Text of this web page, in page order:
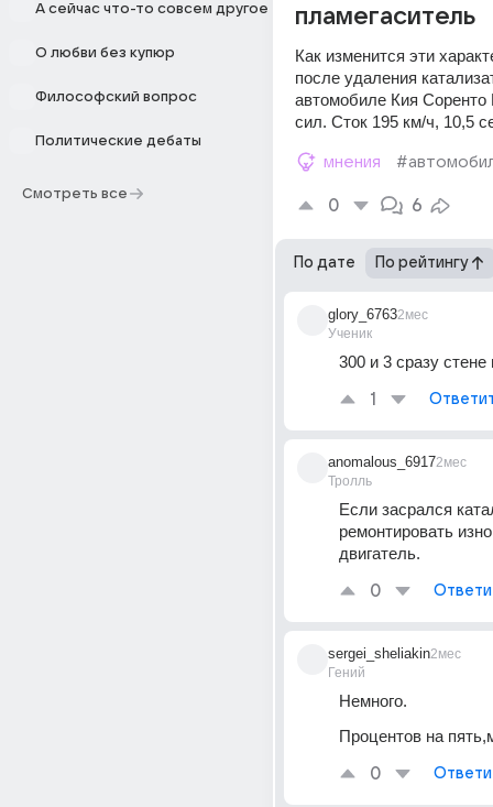
А сейчас что-то совсем другое
О любви без купюр
Философский вопрос
Политические дебаты
Смотреть все
пламегаситель
Как изменится эти
после удаления
автомобиле Кия Соренто
сил. Сток 195 км/ч, 10,5
мнения
0 6
По дате По рейтингу
glory_6763
Ученик
2мес
300 и 3 сразу стене
1
anomalous_6917
Тролль
2мес
Если засрался
ремонтировать
двигатель.
0
sergei_sheliakin
Гений
2мес
Немного.
Процентов на
0